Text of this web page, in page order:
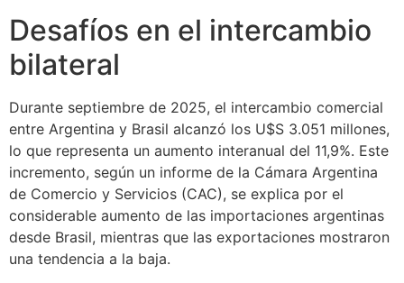
Desafíos en el intercambio
bilateral
Durante septiembre de 2025, el intercambio comercial
entre Argentina y Brasil alcanzó los U$S 3.051 millones,
lo que representa un aumento interanual del 11,9%. Este
incremento, según un informe de la Cámara Argentina
de Comercio y Servicios (CAC), se explica por el
considerable aumento de las importaciones argentinas
desde Brasil, mientras que las exportaciones mostraron
una tendencia a la baja.